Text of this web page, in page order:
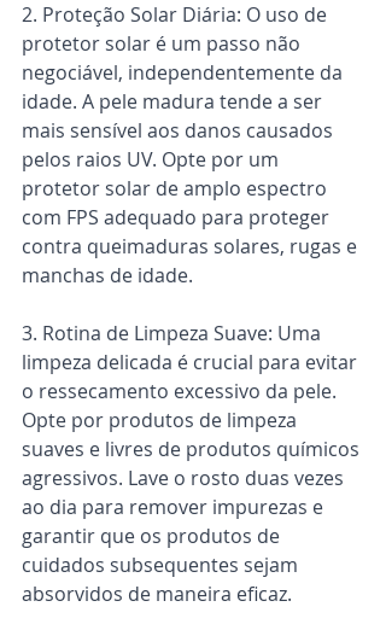
2. Proteção Solar Diária: O uso de
protetor solar é um passo não
negociável, independentemente da
idade. A pele madura tende a ser
mais sensível aos danos causados
pelos raios UV. Opte por um
protetor solar de amplo espectro
com FPS adequado para proteger
contra queimaduras solares, rugas e
manchas de idade.
3. Rotina de Limpeza Suave: Uma
limpeza delicada é crucial para evitar
o ressecamento excessivo da pele.
Opte por produtos de limpeza
suaves e livres de produtos químicos
agressivos. Lave o rosto duas vezes
ao dia para remover impurezas e
garantir que os produtos de
cuidados subsequentes sejam
absorvidos de maneira eficaz.